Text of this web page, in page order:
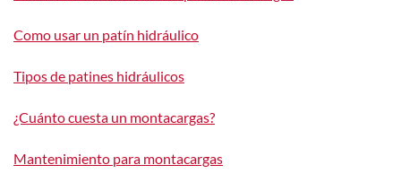
Como usar un patín hidráulico
Tipos de patines hidráulicos
¿Cuánto cuesta un montacargas?
Mantenimiento para montacargas